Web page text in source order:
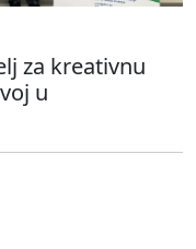
za kreativnu
u